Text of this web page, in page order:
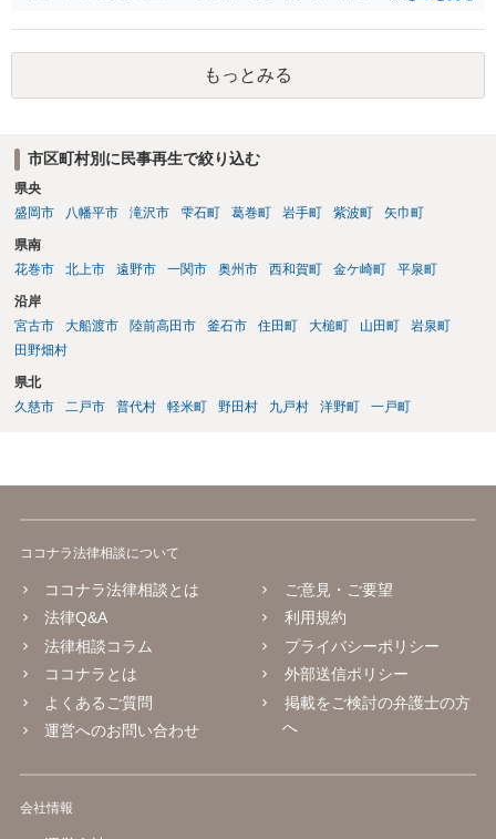
もっとみる
市区町村別に民事再生で絞り込む
県央
盛岡市
八幡平市 滝沢市 雫石町 葛巻町 岩手町 紫波町 矢巾町
県南
花巻市
北上市 遠野市 一関市 奥州市 西和賀町 金ケ崎町 平泉町
沿岸
宮古市
大船渡市 陸前高田市 釜石市 住田町 大槌町 山田町
岩泉町
田野畑村
県北
久慈市
二戸市 普代村 軽米町 野田村 九戸村 洋野町 一戸町
ココナラ法律相談について
ココナラ法律相談とは
法律Q&A
法律相談コラム
ココナラとは
よくあるご質問
運営へのお問い合わせ
ご意見・ご要望
利用規約
プライバシーポリシー
外部送信ポリシー
掲載をご検討の弁護士の方
へ
会社情報